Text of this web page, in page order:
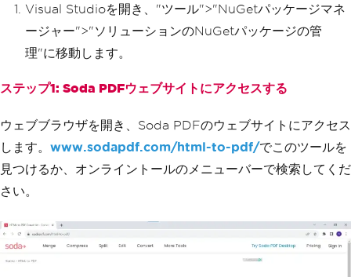
Visual Studioを開き、"ツール">"NuGetパッケージマネ
ージャー">"ソリューションのNuGetパッケージの管
理"に移動します。
ステップ1: Soda PDFウェブサイトにアクセスする
ウェブブラウザを開き、Soda PDFのウェブサイトにアクセス
します。 www.sodapdf.com/html-to-pdf/でこのツールを
見つけるか、オンライントールのメニューバーで検索してくだ
さい。